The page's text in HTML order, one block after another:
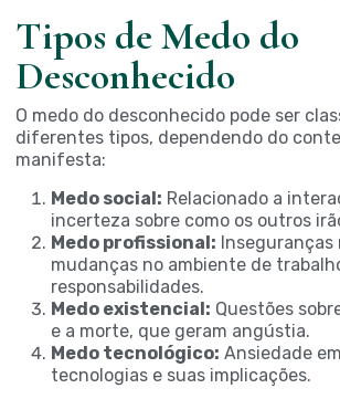
Tipos de Medo do
Desconhecido
O medo do desconhecido pode ser
diferentes tipos, dependendo do
manifesta:
Medo social: Relacionado a
incerteza sobre como os outros
Medo profissional: Inseguranças
mudanças no ambiente de
responsabilidades.
Medo existencial: Questões
e a morte, que geram angústia.
Medo tecnológico: Ansiedade
tecnologias e suas implicações.